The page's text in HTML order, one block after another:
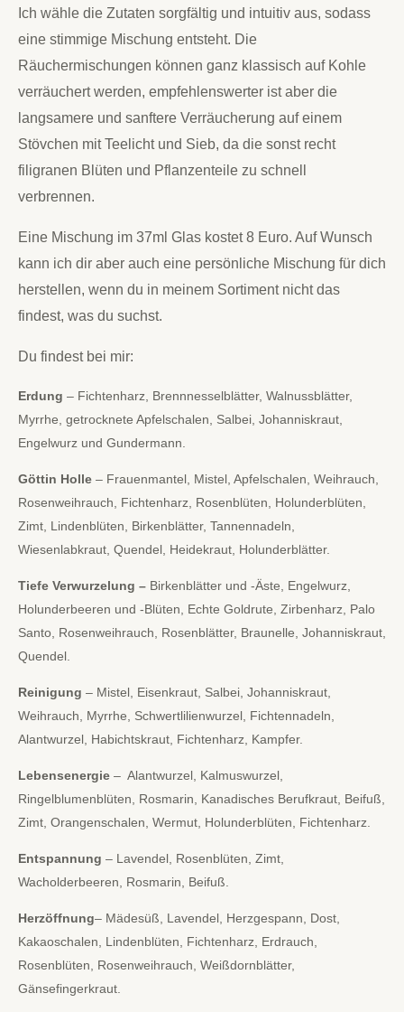
Ich wähle die Zutaten sorgfältig und intuitiv aus, sodass
eine stimmige Mischung entsteht. Die
Räuchermischungen können ganz klassisch auf Kohle
verräuchert werden, empfehlenswerter ist aber die
langsamere und sanftere Verräucherung auf einem
Stövchen mit Teelicht und Sieb, da die sonst recht
filigranen Blüten und Pflanzenteile zu schnell
verbrennen.
Eine Mischung im 37ml Glas kostet 8 Euro. Auf Wunsch
kann ich dir aber auch eine persönliche Mischung für dich
herstellen, wenn du in meinem Sortiment nicht das
findest, was du suchst.
Du findest bei mir:
Erdung – Fichtenharz, Brennnesselblätter, Walnussblätter,
Myrrhe, getrocknete Apfelschalen, Salbei, Johanniskraut,
Engelwurz und Gundermann.
Göttin Holle – Frauenmantel, Mistel, Apfelschalen, Weihrauch,
Rosenweihrauch, Fichtenharz, Rosenblüten, Holunderblüten,
Zimt, Lindenblüten, Birkenblätter, Tannennadeln,
Wiesenlabkraut, Quendel, Heidekraut, Holunderblätter.
Tiefe Verwurzelung – Birkenblätter und -Äste, Engelwurz,
Holunderbeeren und -Blüten, Echte Goldrute, Zirbenharz, Palo
Santo, Rosenweihrauch, Rosenblätter, Braunelle, Johanniskraut,
Quendel.
Reinigung – Mistel, Eisenkraut, Salbei, Johanniskraut,
Weihrauch, Myrrhe, Schwertlilienwurzel, Fichtennadeln,
Alantwurzel, Habichtskraut, Fichtenharz, Kampfer.
Lebensenergie – Alantwurzel, Kalmuswurzel,
Ringelblumenblüten, Rosmarin, Kanadisches Berufkraut, Beifuß,
Zimt, Orangenschalen, Wermut, Holunderblüten, Fichtenharz.
Entspannung – Lavendel, Rosenblüten, Zimt,
Wacholderbeeren, Rosmarin, Beifuß.
Herzöffnung– Mädesüß, Lavendel, Herzgespann, Dost,
Kakaoschalen, Lindenblüten, Fichtenharz, Erdrauch,
Rosenblüten, Rosenweihrauch, Weißdornblätter,
Gänsefingerkraut.